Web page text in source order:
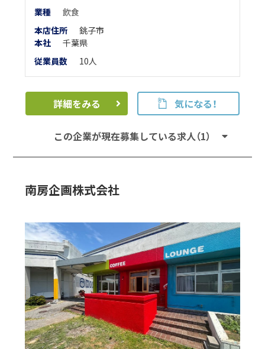
業種
飲食
本店住所
銚子市
本社
千葉県
従業員数
10人
詳細をみる 気になる！
この企業が現在募集している求人（1）
南房企画株式会社